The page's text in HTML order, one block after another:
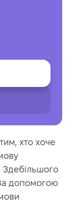
хто хоче
Здебільшого
допомогою